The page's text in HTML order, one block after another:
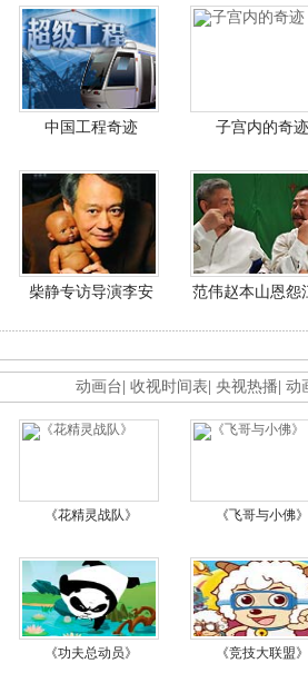
中国工程奇迹 子宫内的奇迹
柴静专访导演李安 范伟赵本山恩怨
动画台 收视时间表 央视热播 动
《花精灵战队》 《飞哥与小佛》
《功夫总动员》 《竞技大联盟》